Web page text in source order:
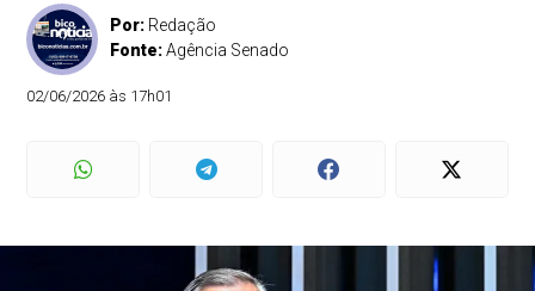
Por: Redação
Fonte:Agência Senado
02/06/2026 às 17h01